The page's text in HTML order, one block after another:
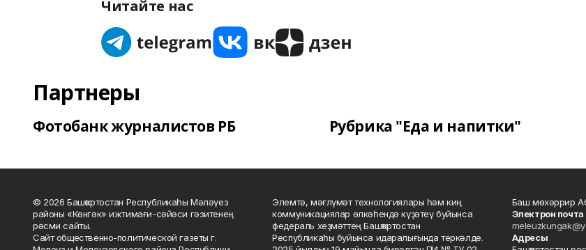
Читайте нас
Партнеры
Фотобанк журналистов РБ Рубрика "Еда и напитки"
© 2026 Башҡортостан Республикаһы Мәләүез
районы «Көнгәк» ижтимағи-сәйәси гәзитенең
рәсми сайты.
Сайт общественно-политической газеты г.
Элемтә, мәғлүмәт технологиялары һәм киң
коммуникациялар өлкәһендә күҙәтеү буйынса
федераль хеҙмәттең Башҡортостан
Республикаһы буйынса идаралығында теркәлде.
Баш мөхәррир
Электрон почта
Адресы